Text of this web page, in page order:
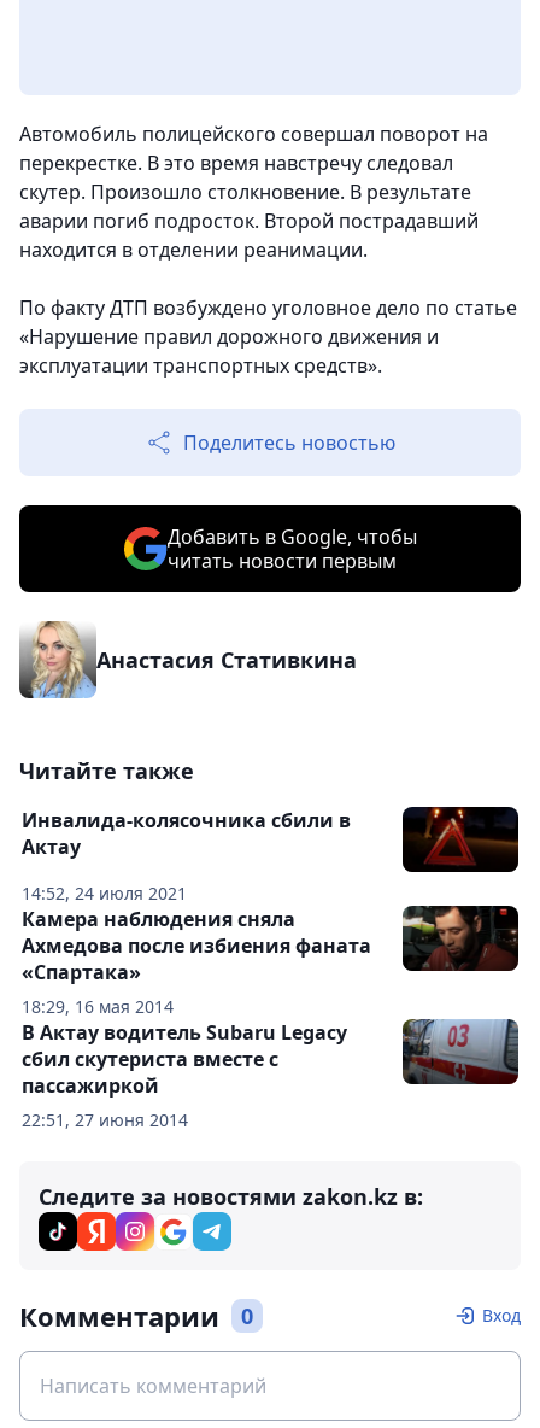
Автомобиль полицейского совершал поворот на
перекрестке. В это время навстречу следовал
скутер. Произошло столкновение. В результате
аварии погиб подросток. Второй пострадавший
находится в отделении реанимации.
По факту ДТП возбуждено уголовное дело по статье
«Нарушение правил дорожного движения и
эксплуатации транспортных средств».
Поделитесь новостью
Добавить в Google, чтобы
читать новости первым
Анастасия Стативкина
Читайте также
14:52, 24 июля 2021
Инвалида-колясочника сбили в
Актау
18:29, 16 мая 2014
Камера наблюдения сняла
Ахмедова после избиения фаната
«Спартака»
22:51, 27 июня 2014
В Актау водитель Subaru Legacy
сбил скутериста вместе с
пассажиркой
Следите за новостями zakon.kz в:
Комментарии 0 Вход